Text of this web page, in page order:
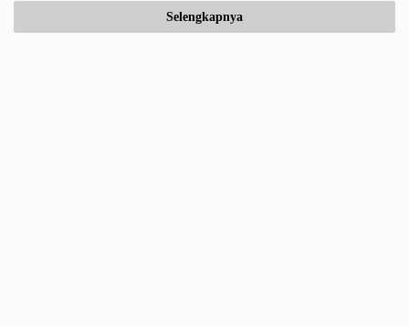
Selengkapnya